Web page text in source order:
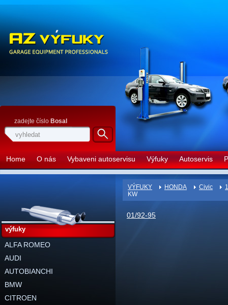
Home O nás Vybaveni autoservisu Výfuky Autoservis
zadejte číslo Bosal
VÝFUKY HONDA Civic
KW
01/92-95
výfuky
ALFA ROMEO
AUDI
AUTOBIANCHI
BMW
CITROEN